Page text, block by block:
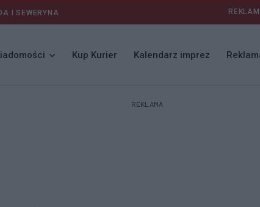
I SEWERYNA
Kup Kurier Kalendarz imprez
REKLAMA